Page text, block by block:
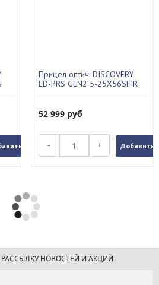
в заказ
Прицел оптич. DISCOVERY
ED-PRS GEN2 5-25X56SFIR
52 999 руб
- + Добавить
НОВОСТЕЙ И АКЦИЙ